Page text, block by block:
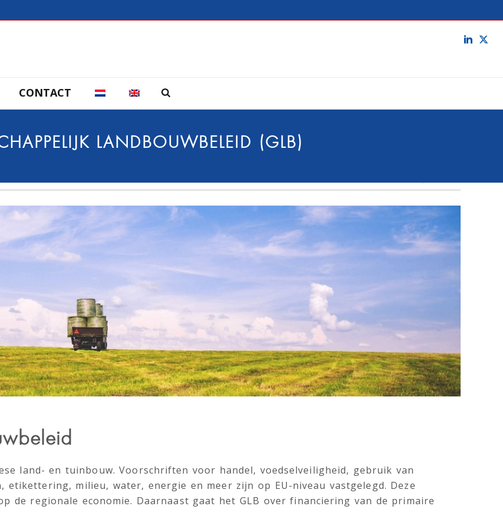
CONTACT
LANDBOUWBELEID (GLB)
land- en tuinbouw. Voorschriften voor handel, voedselveiligheid, gebruik van
etikettering, milieu, water, energie en meer zijn op EU-niveau vastgelegd. Deze
de regionale economie. Daarnaast gaat het GLB over financiering van de primaire